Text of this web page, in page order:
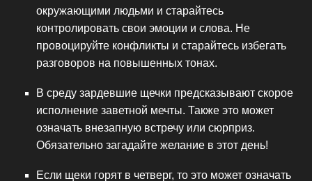
окружающими людьми и старайтесь
контролировать свои эмоции и слова. Не
провоцируйте конфликты и старайтесь избегать
разговоров на повышенных тонах.
В среду зардевшие щечки предсказывают скорое
исполнение заветной мечты. Также это может
означать внезапную встречу или сюрприз.
Обязательно загадайте желание в этот день!
Если щеки горят в четверг, то это может означать